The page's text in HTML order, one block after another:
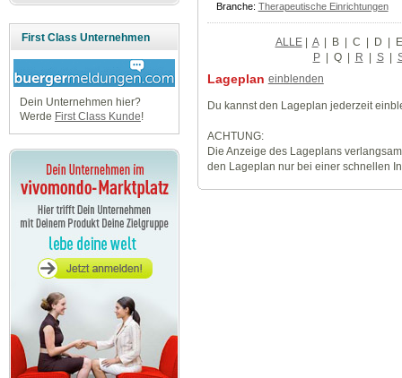
First Class Unternehmen
Dein Unternehmen hier?
Werde First Class Kunde!
Branche: Therapeutische Einrichtungen
ALLE| A | B | C | D |
P | Q | R | S |
Lageplan einblenden
Du kannst den Lageplan jederzeit
ACHTUNG:
Die Anzeige des Lageplans
den Lageplan nur bei einer schnellen